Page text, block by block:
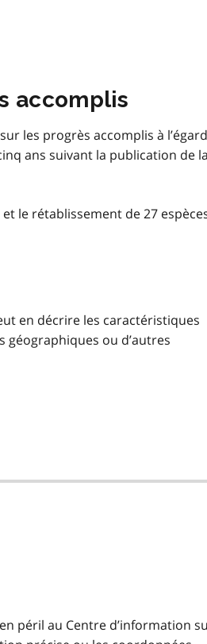
accomplis
les progrès accomplis à l’égard
ans suivant la publication de la
le rétablissement de 27
en décrire les caractéristiques
géographiques ou d’autres
péril au Centre d’information